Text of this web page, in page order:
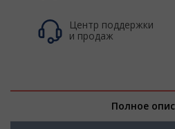
Центр поддержки
и продаж
Полное